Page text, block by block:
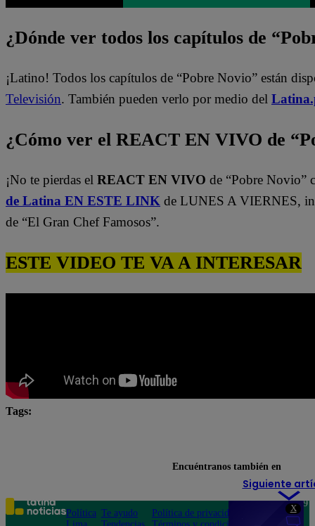
X
¿Dónde ver todos los capítulos de
¡Latino! Todos los capítulos de “Pobre Novio” están
Televisión. También pueden verlo por medio del
¿Cómo ver el REACT EN VIVO de
¡No te pierdas el REACT EN VIVO de “Pobre Novio”
de Latina EN ESTE LINK de LUNES A VIERNES,
de “El Gran Chef Famosos”.
ESTE VIDEO TE VA A INTERESAR
Tags:
Siguiente
Encuéntranos también en
Política Te ayudo
Política de privacidad
Teléfono: 219